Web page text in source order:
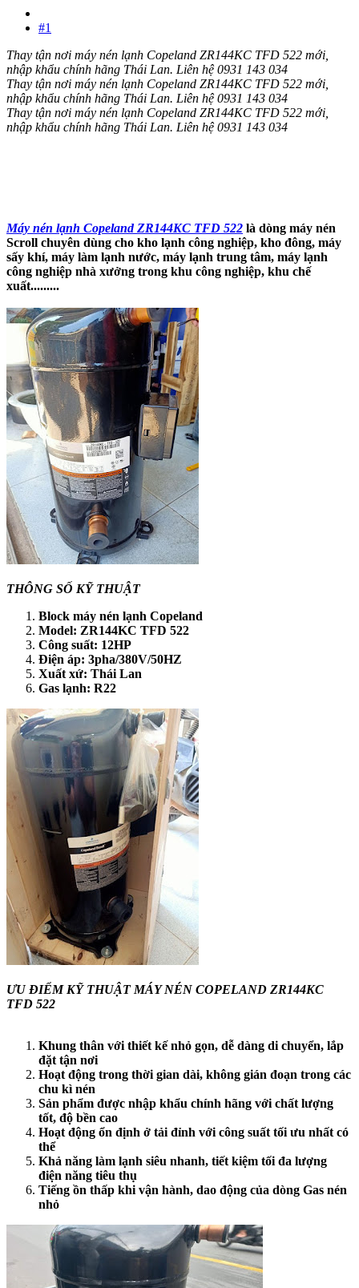
#1
Thay tận nơi máy nén lạnh Copeland ZR144KC TFD 522 mới,
nhập khẩu chính hãng Thái Lan. Liên hệ 0931 143 034
Thay tận nơi máy nén lạnh Copeland ZR144KC TFD 522 mới,
nhập khẩu chính hãng Thái Lan. Liên hệ 0931 143 034
Thay tận nơi máy nén lạnh Copeland ZR144KC TFD 522 mới,
nhập khẩu chính hãng Thái Lan. Liên hệ 0931 143 034
Máy nén lạnh Copeland ZR144KC TFD 522 là dòng máy nén
Scroll chuyên dùng cho kho lạnh công nghiệp, kho đông, máy
sấy khí, máy làm lạnh nước, máy lạnh trung tâm, máy lạnh
công nghiệp nhà xưởng trong khu công nghiệp, khu chế
xuất.........
THÔNG SỐ KỸ THUẬT
Block máy nén lạnh Copeland
Model: ZR144KC TFD 522
Công suất: 12HP
Điện áp: 3pha/380V/50HZ
Xuất xứ: Thái Lan
Gas lạnh: R22
ƯU ĐIỂM KỸ THUẬT MÁY NÉN COPELAND ZR144KC
TFD 522
Khung thân với thiết kế nhỏ gọn, dễ dàng di chuyển, lắp
đặt tận nơi
Hoạt động trong thời gian dài, không gián đoạn trong các
chu kì nén
Sản phẩm được nhập khẩu chính hãng với chất lượng
tốt, độ bền cao
Hoạt động ổn định ở tải đỉnh với công suất tối ưu nhất có
thể
Khả năng làm lạnh siêu nhanh, tiết kiệm tối đa lượng
điện năng tiêu thụ
Tiếng ồn thấp khi vận hành, dao động của dòng Gas nén
nhỏ